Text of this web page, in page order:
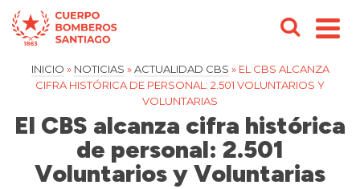
INICIO » NOTICIAS » ACTUALIDAD CBS » EL CBS ALCANZA
CIFRA HISTÓRICA DE PERSONAL: 2.501 VOLUNTARIOS Y
VOLUNTARIAS
El CBS alcanza cifra histórica
de personal: 2.501
Voluntarios y Voluntarias